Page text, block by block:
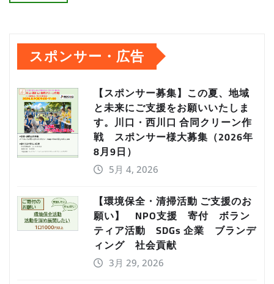
スポンサー・広告
【スポンサー募集】この夏、地域
と未来にご支援をお願いいたしま
す。川口・西川口 合同クリーン作
戦 スポンサー様大募集（2026年
8月9日）
5月 4, 2026
【環境保全・清掃活動 ご支援のお
願い】 NPO支援 寄付 ボラン
ティア活動 SDGs 企業 ブランデ
ィング 社会貢献
3月 29, 2026